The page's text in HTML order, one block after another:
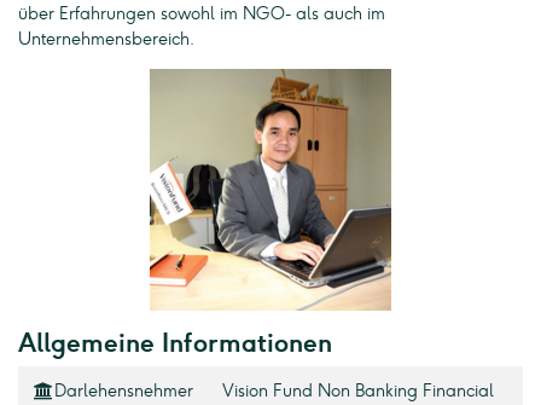
über Erfahrungen sowohl im NGO- als auch im
Unternehmensbereich.
Allgemeine Informationen
Darlehensnehmer
Vision Fund Non Banking Financial